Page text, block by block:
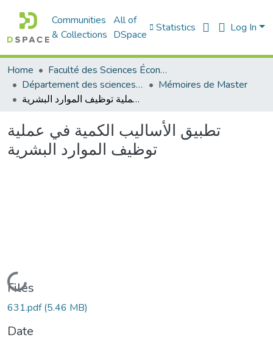
Communities
& Collections
All of
DSpace
Statistics Log In
Home
Faculté des Sciences Économiques Commerciales et des Sciences de Gestion
Département des sciences économiques
Mémoires de Master
تطبيق الأساليب الكمية في عملية توظيف الموارد البشرية
تطبيق الأساليب الكمية في عملية
توظيف الموارد البشرية
Loading...
Files
631.pdf(5.46 MB)
Date